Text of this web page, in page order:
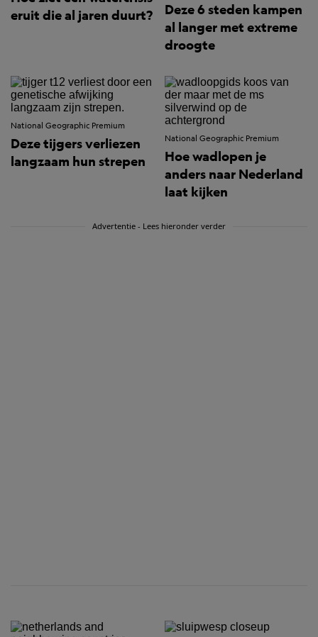
eruit die al jaren duurt?
Deze 6 steden kampen
al langer met extreme
droogte
National Geographic Premium
Deze tijgers verliezen
langzaam hun strepen
National Geographic Premium
Hoe wadlopen je
anders naar Nederland
laat kijken
Advertentie - Lees hieronder verder